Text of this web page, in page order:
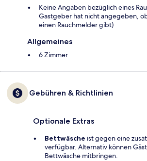
Keine Angaben bezüglich eines
Gastgeber hat nicht angegeben,
einen Rauchmelder gibt)
Allgemeines
6 Zimmer
Gebühren & Richtlinien
Optionale Extras
Bettwäsche ist gegen eine
verfügbar. Alternativ können
Bettwäsche mitbringen.